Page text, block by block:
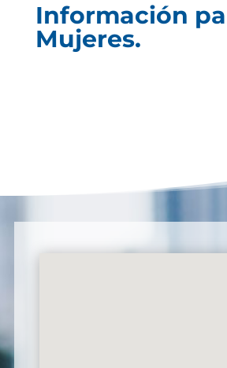
Información
Mujeres.